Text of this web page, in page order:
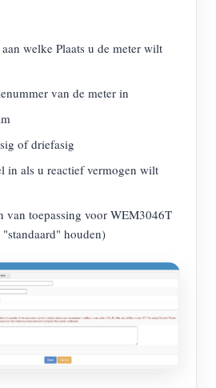
aan welke Plaats u de meter wilt
van de meter in
of driefasig
in als u reactief vermogen wilt
van toepassing voor WEM3046T
houden)